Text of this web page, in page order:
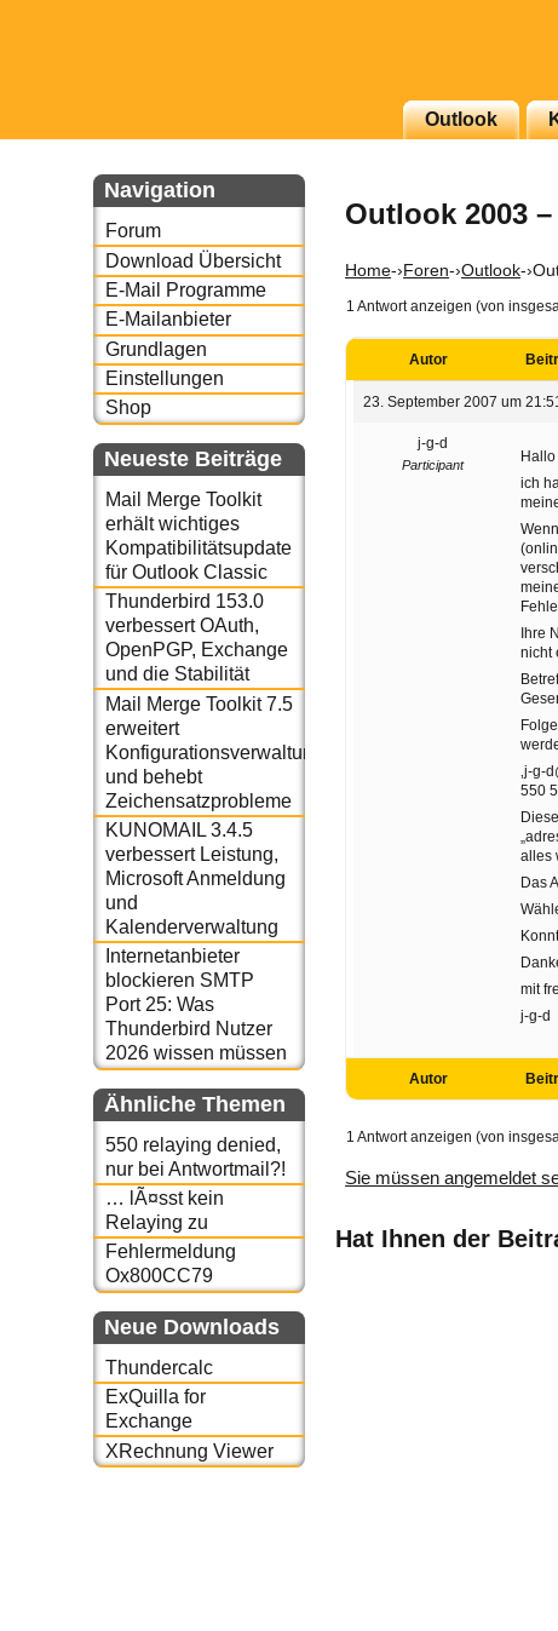
Outlook
Navigation
Forum
Download Übersicht
E-Mail Programme
E-Mailanbieter
Grundlagen
Einstellungen
Shop
Neueste Beiträge
Mail Merge Toolkit
erhält wichtiges
Kompatibilitätsupdate
für Outlook Classic
Thunderbird 153.0
verbessert OAuth,
OpenPGP, Exchange
und die Stabilität
Mail Merge Toolkit 7.5
erweitert
Konfigurationsverwaltung
und behebt
Zeichensatzprobleme
KUNOMAIL 3.4.5
verbessert Leistung,
Microsoft Anmeldung
und
Kalenderverwaltung
Internetanbieter
blockieren SMTP
Port 25: Was
Thunderbird Nutzer
2026 wissen müssen
Ähnliche Themen
550 relaying denied,
nur bei Antwortmail?!
… lÃ¤sst kein
Relaying zu
Fehlermeldung
Ox800CC79
Neue Downloads
Thundercalc
ExQuilla for
Exchange
XRechnung Viewer
Outlook 2003
Home-›Foren-›Outlook-›
1 Antwort anzeigen (von
Autor
23. September 2007 um 21:51
j-g-d
Participant
Hallo
ich
Ihre
nicht
‚j-g-
550
alles
Das
mit
j-g-d
Autor
1 Antwort anzeigen (von
Sie müssen angemeldet
Hat Ihnen der
oder auch